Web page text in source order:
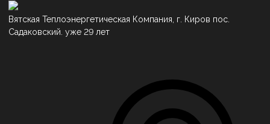
Вятская Теплоэнергетическая Компания, г. Киров пос.
Садаковский. уже 29 лет